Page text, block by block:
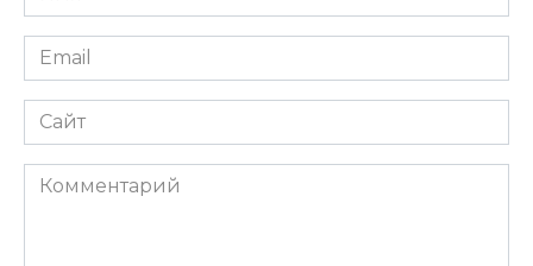
*
Email
*
Сайт
Комментарий